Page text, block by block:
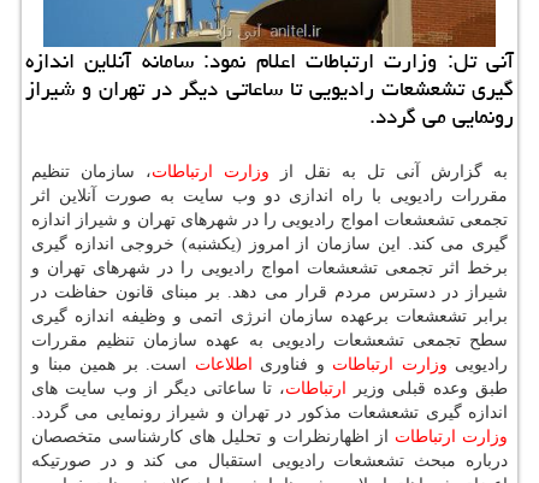
آنی تل: وزارت ارتباطات اعلام نمود: سامانه آنلاین اندازه
گیری تشعشعات رادیویی تا ساعاتی دیگر در تهران و شیراز
رونمایی می گردد.
به گزارش آنی تل به نقل از وزارت ارتباطات، سازمان تنظیم
مقررات رادیویی با راه اندازی دو وب سایت به صورت آنلاین اثر
تجمعی تشعشعات امواج رادیویی را در شهرهای تهران و شیراز اندازه
گیری می كند. این سازمان از امروز (یكشنبه) خروجی اندازه گیری
برخط اثر تجمعی تشعشعات امواج رادیویی را در شهرهای تهران و
شیراز در دسترس مردم قرار می دهد. بر مبنای قانون حفاظت در
برابر تشعشعات برعهده سازمان انرژی اتمی و وظیفه اندازه گیری
سطح تجمعی تشعشعات رادیویی به عهده سازمان تنظیم مقررات
رادیویی وزارت ارتباطات و فناوری اطلاعات است. بر همین مبنا و
طبق وعده قبلی وزیر ارتباطات، تا ساعاتی دیگر از وب سایت های
اندازه گیری تشعشعات مذكور در تهران و شیراز رونمایی می گردد.
وزارت ارتباطات از اظهارنظرات و تحلیل های كارشناسی متخصصان
درباره مبحث تشعشعات رادیویی استقبال می كند و در صورتیكه